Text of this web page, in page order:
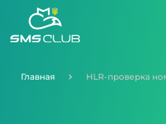
Главная HLR-проверка